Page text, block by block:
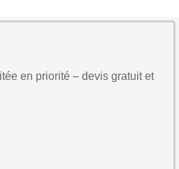
en priorité – devis gratuit et